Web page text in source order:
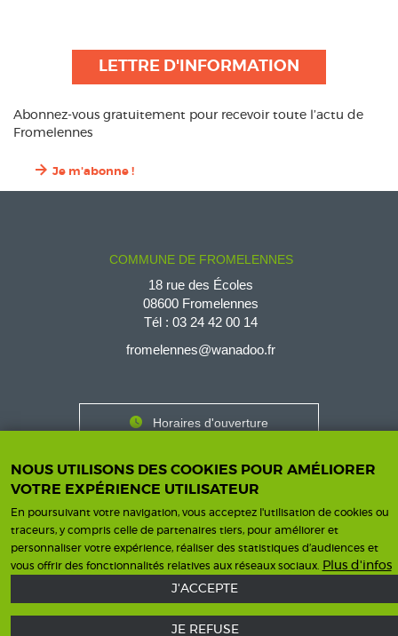
LETTRE D'INFORMATION
Abonnez-vous gratuitement pour recevoir toute l’actu de
Fromelennes
Je m'abonne !
COMMUNE DE FROMELENNES
18 rue des Écoles
08600 Fromelennes
Tél : 03 24 42 00 14
fromelennes@wanadoo.fr
Contact
Horaires
Horaires d'ouverture
Nous contacter
Footer
menu
Mentions légales Une création ISICS
NOUS UTILISONS DES COOKIES POUR AMÉLIORER
VOTRE EXPÉRIENCE UTILISATEUR
En poursuivant votre navigation, vous acceptez l'utilisation de cookies ou
traceurs, y compris celle de partenaires tiers, pour améliorer et
personnaliser votre expérience, réaliser des statistiques d’audiences et
vous offrir des fonctionnalités relatives aux réseaux sociaux.
Plus d'infos
J'ACCEPTE
JE REFUSE